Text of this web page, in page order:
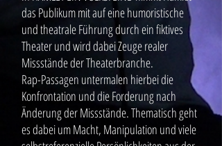
das Publikum mit auf eine humoristische
und theatrale Führung durch ein fiktives
Theater und wird dabei Zeuge realer
Missstände der Theaterbranche.
Rap-Passagen untermalen hierbei die
Konfrontation und die Forderung nach
Änderung der Missstände. Thematisch geht
es dabei um Macht, Manipulation und viele